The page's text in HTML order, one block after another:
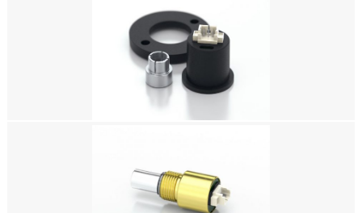
美国US DIGITAL编码器，H1 球轴承光轴编码器，增量式光电编码器，增量式
光学编码器，增量式光轴编码器，增量式编码器，相对编码器，增量型编码
美国US DIGITAL编码器，MAE3 绝对式磁轴编码器套件，绝对式光电编码
器，绝对式光学编码器，绝对式编码器，绝对值编码器，绝对型编码器，绝对